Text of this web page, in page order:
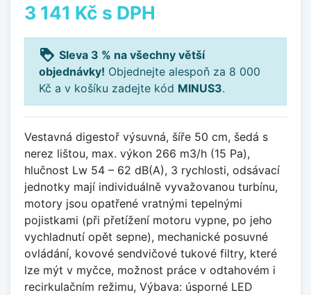
3 141 Kč s DPH
loyalty Sleva 3 % na všechny větší
objednávky! Objednejte alespoň za 8 000
Kč a v košíku zadejte kód MINUS3.
Vestavná digestoř výsuvná, šíře 50 cm, šedá s
nerez lištou, max. výkon 266 m3/h (15 Pa),
hlučnost Lw 54 – 62 dB(A), 3 rychlosti, odsávací
jednotky mají individuálně vyvažovanou turbínu,
motory jsou opatřené vratnými tepelnými
pojistkami (při přetížení motoru vypne, po jeho
vychladnutí opět sepne), mechanické posuvné
ovládání, kovové sendvičové tukové filtry, které
lze mýt v myčce, možnost práce v odtahovém i
recirkulačním režimu, Výbava: úsporné LED